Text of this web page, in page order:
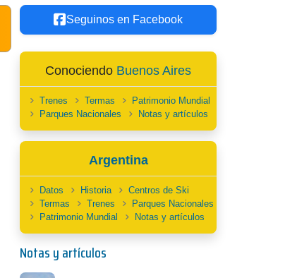
Seguinos en Facebook
Conociendo Buenos Aires
Trenes Termas
Patrimonio Mundial
Parques Nacionales
Notas y artículos
Argentina
Datos Historia
Centros de Ski
Termas
Trenes
Parques Nacionales
Patrimonio Mundial
Notas y artículos
Notas y artículos